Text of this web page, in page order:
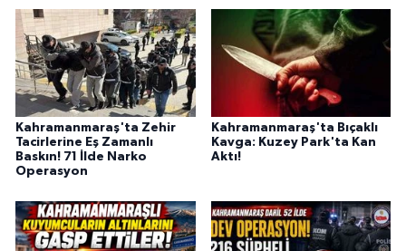
Kahramanmaraş'ta Zehir
Tacirlerine Eş Zamanlı
Baskın! 71 İlde Narko
Operasyon
Kahramanmaraş'ta Bıçaklı
Kavga: Kuzey Park'ta Kan
Aktı!